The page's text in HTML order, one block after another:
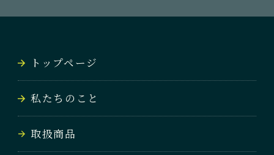
新着情報
会社案内
COMPANY
お問い合わせ
トップページ
私たちのこと
取扱商品